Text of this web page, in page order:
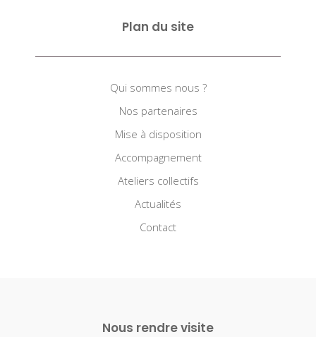
Plan du site
Qui sommes nous ?
Nos partenaires
Mise à disposition
Accompagnement
Ateliers collectifs
Actualités
Contact
Nous rendre visite